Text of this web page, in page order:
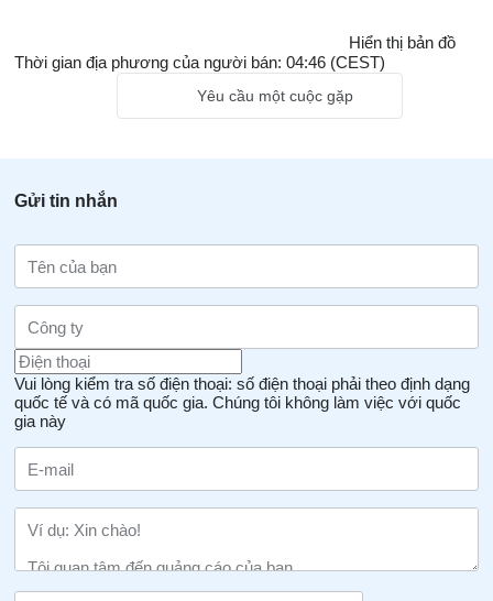
Hiển thị bản đồ
Thời gian địa phương của người bán: 04:46 (CEST)
Yêu cầu một cuộc gặp
Gửi tin nhắn
Vui lòng kiểm tra số điện thoại: số điện thoại phải theo định dạng
quốc tế và có mã quốc gia. Chúng tôi không làm việc với quốc
gia này